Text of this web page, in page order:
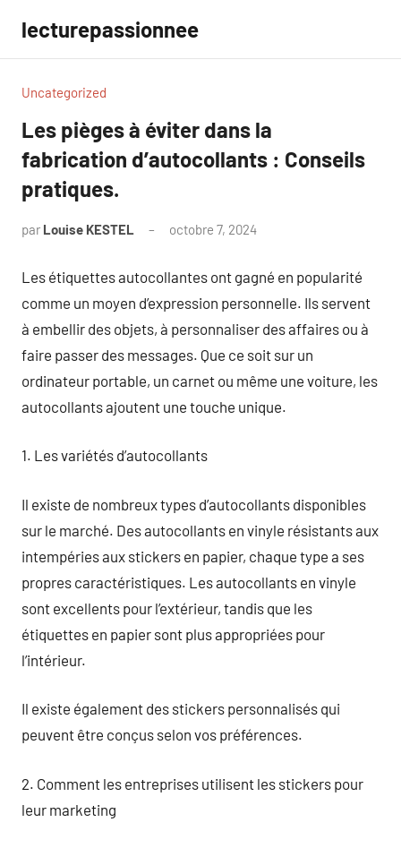
contenu
lecturepassionnee
Uncategorized
Les pièges à éviter dans la
fabrication d’autocollants : Conseils
pratiques.
par Louise KESTEL octobre 7, 2024
Les étiquettes autocollantes ont gagné en popularité
comme un moyen d’expression personnelle. Ils servent
à embellir des objets, à personnaliser des affaires ou à
faire passer des messages. Que ce soit sur un
ordinateur portable, un carnet ou même une voiture, les
autocollants ajoutent une touche unique.
1. Les variétés d’autocollants
Il existe de nombreux types d’autocollants disponibles
sur le marché. Des autocollants en vinyle résistants aux
intempéries aux stickers en papier, chaque type a ses
propres caractéristiques. Les autocollants en vinyle
sont excellents pour l’extérieur, tandis que les
étiquettes en papier sont plus appropriées pour
l’intérieur.
Il existe également des stickers personnalisés qui
peuvent être conçus selon vos préférences.
2. Comment les entreprises utilisent les stickers pour
leur marketing